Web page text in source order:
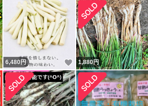
いいね！
6,480 円 いいね！
1,880円